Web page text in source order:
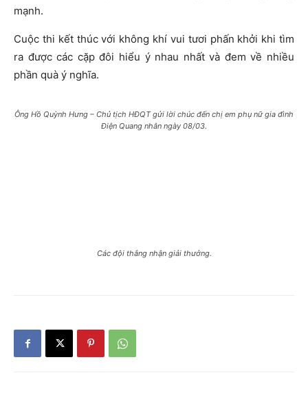
mạnh.
Cuộc thi kết thúc với không khí vui tươi phấn khởi khi tìm
ra được các cặp đôi hiểu ý nhau nhất và đem về nhiều
phần quà ý nghĩa.
Ông Hồ Quỳnh Hưng – Chủ tịch HĐQT gửi lời chúc đến chị em phụ nữ gia đình
Điện Quang nhân ngày 08/03.
Các đội thắng nhận giải thưởng.